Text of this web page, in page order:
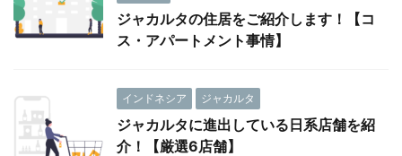
ジャカルタの住居をご紹介します！【コ
ス・アパートメント事情】
インドネシア ジャカルタ
ジャカルタに進出している日系店舗を紹
介！【厳選6店舗】